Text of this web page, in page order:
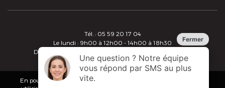
Tél. : 05 59 20 17 04
Le lundi : 9h00 à 12h00 - 14h00 à 18h30
Du mardi au vendredi : 8h30 à 12h00 - 14h00 à 18h30
Copyright 2019 - Alberdi - Tous droits réservés
Conditions Générales de Vente
En poursuivant votre navigation sur ce site, vous acceptez que nous